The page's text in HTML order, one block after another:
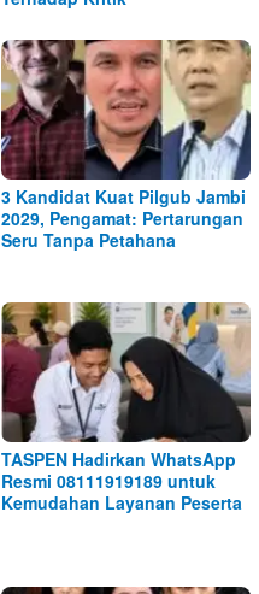
3 Kandidat Kuat Pilgub Jambi
2029, Pengamat: Pertarungan
Seru Tanpa Petahana
TASPEN Hadirkan WhatsApp
Resmi 08111919189 untuk
Kemudahan Layanan Peserta